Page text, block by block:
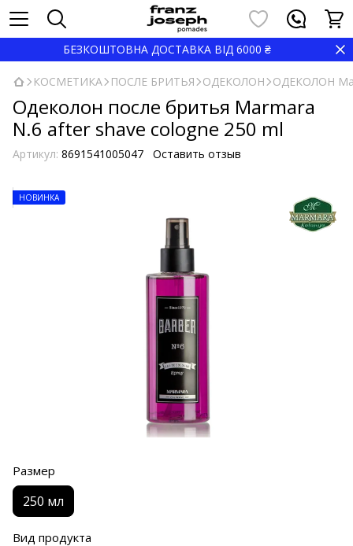
БЕЗКОШТОВНА ДОСТАВКА ВІД 6000 ₴
КОСМЕТИКА ПОСЛЕ БРИТЬЯ ОДЕКОЛОН ОДЕКОЛОН
Одеколон после бритья Marmara
N.6 after shave cologne 250 ml
Артикул: 8691541005047 Оставить отзыв
НОВИНКА
Размер
250 мл
Вид продукта